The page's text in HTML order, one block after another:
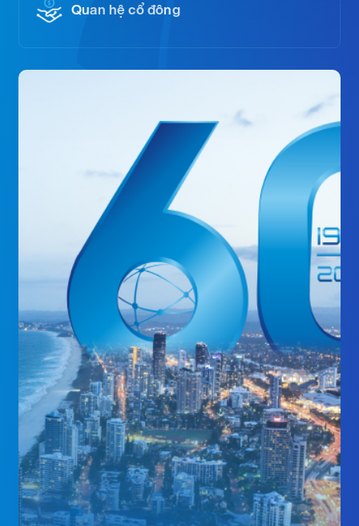
Quan hệ cổ đông